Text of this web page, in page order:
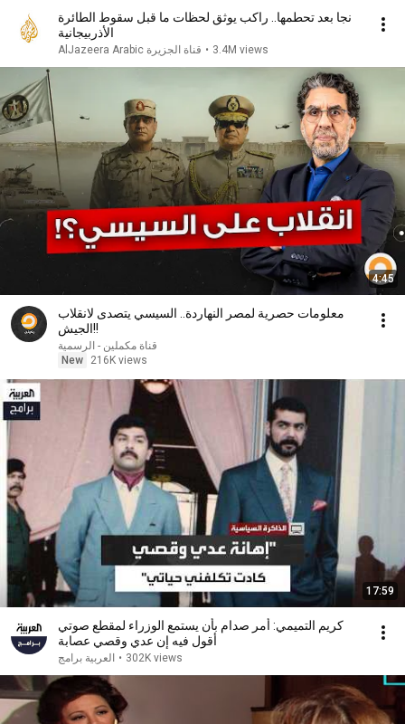
نجا بعد تحطمها.. راكب يوثق لحظات ما قبل سقوط الطائرة
الأذربيجانية
AlJazeera Arabic قناة الجزيرة • 3.4M views
4:45
معلومات حصرية لمصر النهاردة.. السيسي يتصدى لانقلاب
الجيش!!
قناة مكملين - الرسمية
New
216K views
17:59
كريم التميمي: أمر صدام بأن يستمع الوزراء لمقطع صوتي
أقول فيه إن عدي وقصي عصابة
العربية برامج • 302K views